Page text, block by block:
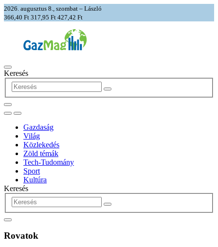
2026. augusztus 8., szombat – László
366,40 Ft 317,95 Ft 427,42 Ft
Keresés
Gazdaság
Világ
Közlekedés
Zöld témák
Tech-Tudomány
Sport
Kultúra
Keresés
Rovatok